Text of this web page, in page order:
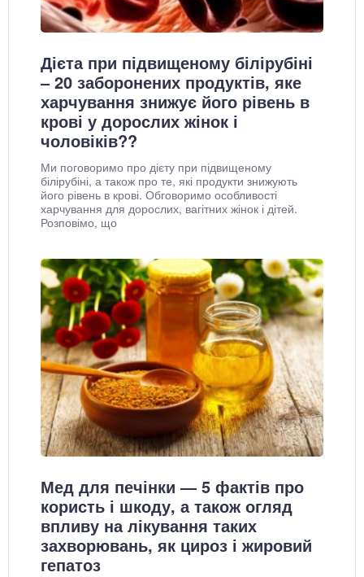
Дієта при підвищеному білірубіні
– 20 заборонених продуктів, яке
харчування знижує його рівень в
крові у дорослих жінок і
чоловіків??
Ми поговоримо про дієту при підвищеному
білірубіні, а також про те, які продукти знижують
його рівень в крові. Обговоримо особливості
харчування для дорослих, вагітних жінок і дітей.
Розповімо, що
Мед для печінки — 5 фактів про
користь і шкоду, а також огляд
впливу на лікування таких
захворювань, як цироз і жировий
гепатоз